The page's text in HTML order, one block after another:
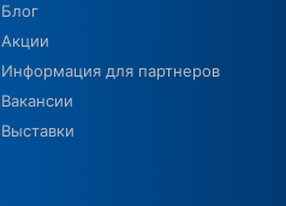
Блог
Акции
Информация для партнеров
Вакансии
Выставки